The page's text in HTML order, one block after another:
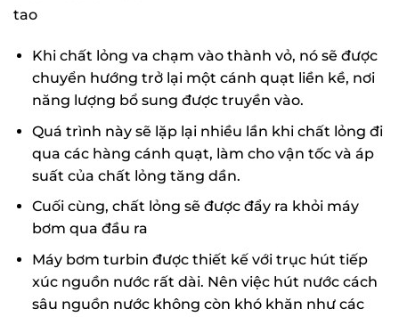
Khi chất lỏng va chạm vào thành vỏ, nó sẽ được
chuyển hướng trở lại một cánh quạt liền kề, nơi
năng lượng bổ sung được truyền vào.
Quá trình này sẽ lặp lại nhiều lần khi chất lỏng đi
qua các hàng cánh quạt, làm cho vận tốc và áp
suất của chất lỏng tăng dần.
Cuối cùng, chất lỏng sẽ được đẩy ra khỏi máy
bơm qua đầu ra
Máy bơm turbin được thiết kế với trục hút tiếp
xúc nguồn nước rất dài. Nên việc hút nước cách
sâu nguồn nước không còn khó khăn như các